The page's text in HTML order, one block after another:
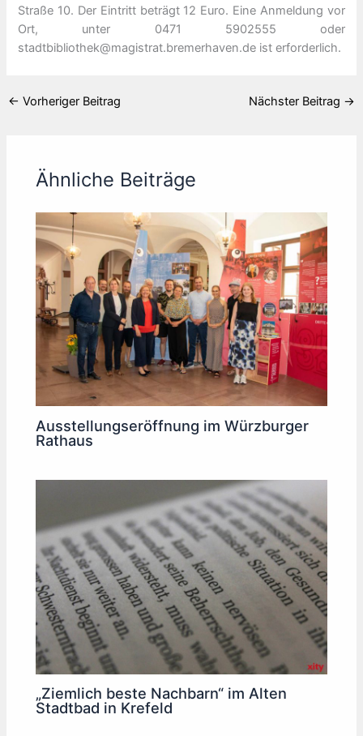
Straße 10. Der Eintritt beträgt 12 Euro. Eine Anmeldung vor
Ort, unter 0471 5902555 oder
stadtbibliothek@magistrat.bremerhaven.de ist erforderlich.
← Vorheriger Beitrag Nächster Beitrag →
Ähnliche Beiträge
Ausstellungseröffnung im Würzburger
Rathaus
„Ziemlich beste Nachbarn“ im Alten
Stadtbad in Krefeld